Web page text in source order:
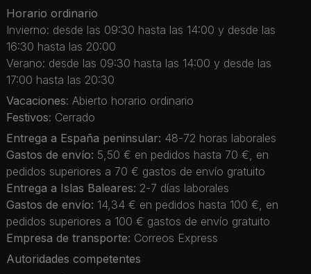
Horario ordinario
Invierno: desde las 09:30 hasta las 14:00 y desde las
16:30 hasta las 20:00
Verano: desde las 09:30 hasta las 14:00 y desde las
17:00 hasta las 20:30
Vacaciones: Abierto horario ordinario
Festivos: Cerrado
Entrega a España peninsular: 48-72 horas laborales
Gastos de envío: 5,50 € en pedidos hasta 70 €, en
pedidos superiores a 70 € gastos de envío gratuito
Entrega a Islas Baleares: 2-7 días laborales
Gastos de envío: 14,34 € en pedidos hasta 100 €, en
pedidos superiores a 100 € gastos de envío gratuito
Empresa de transporte: Correos Express
Autoridades competentes